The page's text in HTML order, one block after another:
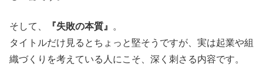
そして、 『失敗の本質』
。
タイトルだけ見るとちょっと堅そうですが、実は起業や組
織づくりを考えている人にこそ、深く刺さる内容です。